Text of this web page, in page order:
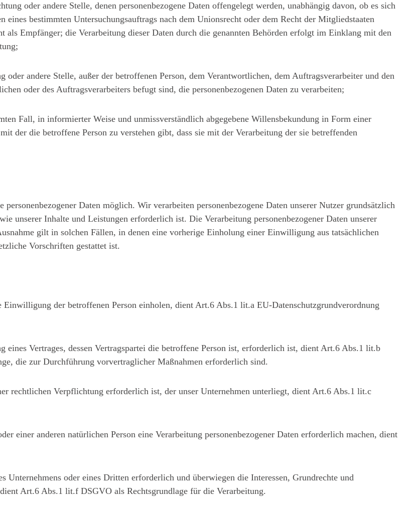
oder andere Stelle, denen personenbezogene Daten offengelegt werden, unabhängig davon, ob es sich
bestimmten Untersuchungsauftrags nach dem Unionsrecht oder dem Recht der Mitgliedstaaten
als Empfänger; die Verarbeitung dieser Daten durch die genannten Behörden erfolgt im Einklang mit den
andere Stelle, außer der betroffenen Person, dem Verantwortlichen, dem Auftragsverarbeiter und den
oder des Auftragsverarbeiters befugt sind, die personenbezogenen Daten zu verarbeiten;
Fall, in informierter Weise und unmissverständlich abgegebene Willensbekundung in Form einer
der die betroffene Person zu verstehen gibt, dass sie mit der Verarbeitung der sie betreffenden
Daten möglich. Wir verarbeiten personenbezogene Daten unserer Nutzer grundsätzlich
unserer Inhalte und Leistungen erforderlich ist. Die Verarbeitung personenbezogener Daten unserer
gilt in solchen Fällen, in denen eine vorherige Einholung einer Einwilligung aus tatsächlichen
Vorschriften gestattet ist.
der betroffenen Person einholen, dient Art.6 Abs.1 lit.a EU-Datenschutzgrundverordnung
eines Vertrages, dessen Vertragspartei die betroffene Person ist, erforderlich ist, dient Art.6 Abs.1 lit.b
die zur Durchführung vorvertraglicher Maßnahmen erforderlich sind.
rechtlichen Verpflichtung erforderlich ist, der unser Unternehmen unterliegt, dient Art.6 Abs.1 lit.c
einer anderen natürlichen Person eine Verarbeitung personenbezogener Daten erforderlich machen, dient
Unternehmens oder eines Dritten erforderlich und überwiegen die Interessen, Grundrechte und
Art.6 Abs.1 lit.f DSGVO als Rechtsgrundlage für die Verarbeitung.